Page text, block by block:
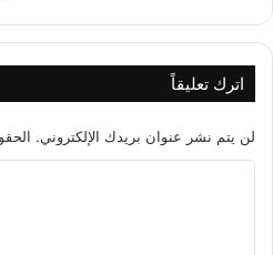
اترك تعليقاً
لن يتم نشر عنوان بريدك الإلكتروني.